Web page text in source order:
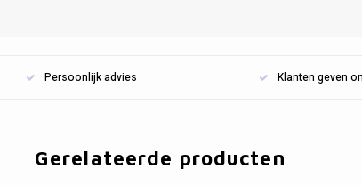
Persoonlijk advies Klanten geven
Gerelateerde producten